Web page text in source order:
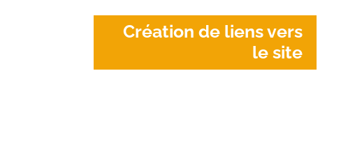
Création de liens vers
le site